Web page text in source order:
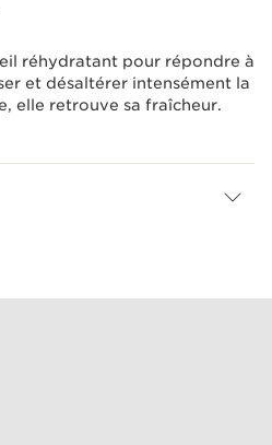
réhydratant pour répondre à
et désaltérer intensément la
elle retrouve sa fraîcheur.